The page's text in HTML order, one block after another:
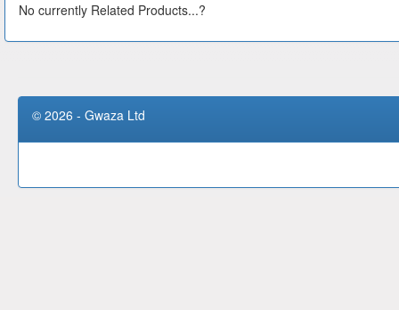
No currently Related Products...?
© 2026 - Gwaza Ltd